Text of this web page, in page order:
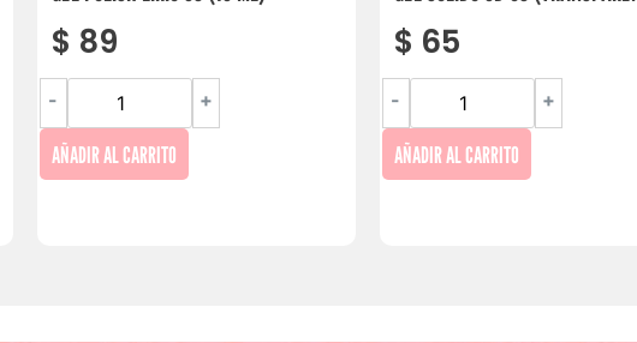
$ 89
- +
AÑADIR AL CARRITO
$ 65
- +
AÑADIR AL CARRITO